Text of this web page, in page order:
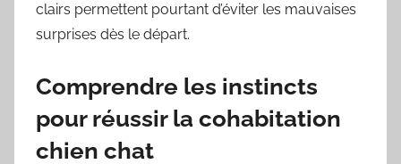
clairs permettent pourtant d’éviter les mauvaises
surprises dès le départ.
Comprendre les instincts
pour réussir la cohabitation
chien chat